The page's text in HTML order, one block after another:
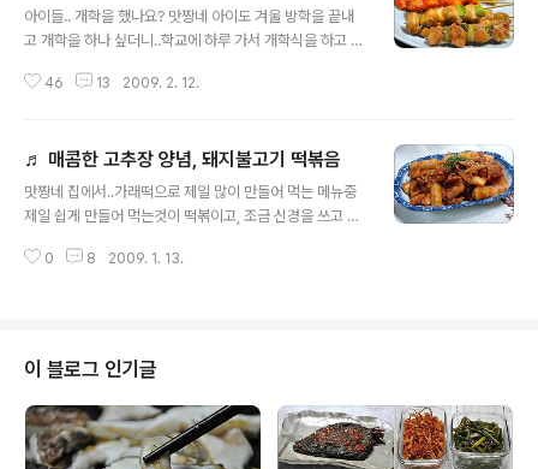
아이들.. 개학을 했나요? 맛짱네 아이도 겨울 방학을 끝내
고 개학을 하나 싶더니..학교에 하루 가서 개학식을 하고 오
날을 종업식을 한다네요...ㅋ 그러니 아이들이 정식으로 학
요? 오늘은 집에서 간식을 찾는 아이들을 위하여 골라 먹는
재미가 있는 삼색 닭꼬치를 만들어 보았어요. 사실은 냉장
고에 닭다리가 있지!하고 삼색 꼬치를 만들어 준다고 하였
슴살과 안심 몇조각이 있네요. ㅋ 가만히 생각을 하여보니..
46 13 2009. 2. 12.
♬ 매콤한 고추장 양념, 돼지불고기 떡볶음
맛짱네 집에서..가래떡으로 제일 많이 만들어 먹는 메뉴중
제일 쉽게 만들어 먹는것이 떡볶이고, 조금 신경을 쓰고 만
념으로 맛을 낸 달콤한 떡잡채라고 이야기를 한다면, 아래
음식이라면, 매콤한 돼지떡불고기는 반찬으로 더 잘 어울
리는 요리랍니다. ◈ 매콤한 고추장 양념, 돼지불고기 떡볶
음 ◈ [재료] 돼지고기 400그램(고추장 1숟가락 반, 간장
1숟가락, 고추가루 1숟가락, 생강술 5숟가락, 설탕 3분의1
숟가락, 다진마늘 1숟가락, 다진파 2숟가락, 참기름, 후추
0 8 2009. 1. 13.
이 블로그 인기글